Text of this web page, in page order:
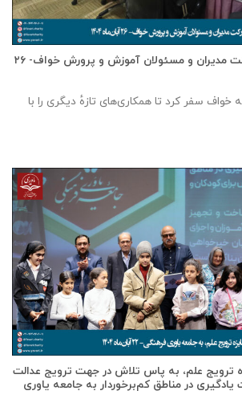
همکاری‌ یاوری با مشارکت مدیران و مسئولان آموزش و پرورش خواف- ۲۶
خواف سفر کرد تا همکاری‌های تازهٔ دیگری را با
علم، به پاس تلاش در جهت ترویج عدالت
در مناطق کم‌برخوردار به جامعه یاوری